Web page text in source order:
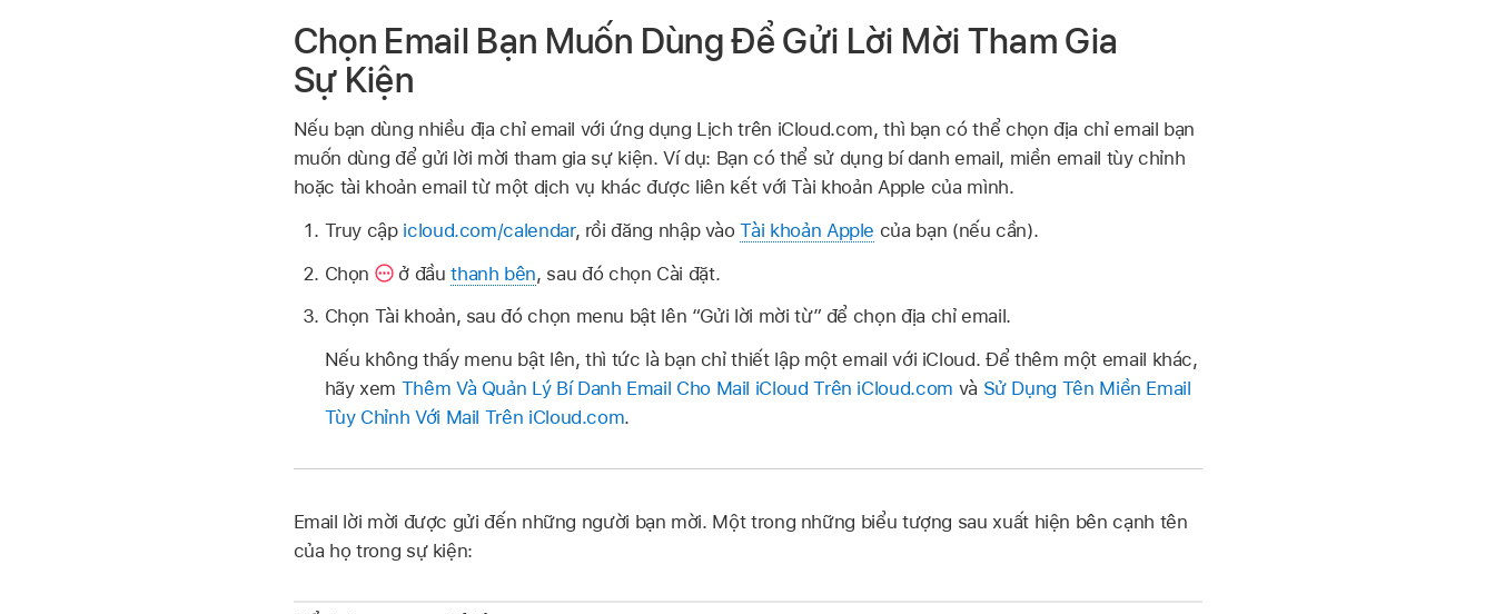
Chọn Email Bạn Muốn Dùng Để Gửi Lời Mời Tham Gia
Sự Kiện
Nếu bạn dùng nhiều địa chỉ email với ứng dụng Lịch trên iCloud.com, thì bạn có thể chọn địa chỉ email bạn
muốn dùng để gửi lời mời tham gia sự kiện. Ví dụ: Bạn có thể sử dụng bí danh email, miền email tùy chỉnh
hoặc tài khoản email từ một dịch vụ khác được liên kết với Tài khoản Apple của mình.
Truy cập icloud.com/calendar, rồi đăng nhập vàoTài khoản Apple của bạn (nếu cần).
Chọn
ở đầuthanh bên, sau đó chọn Cài đặt.
Chọn Tài khoản, sau đó chọn menu bật lên “Gửi lời mời từ” để chọn địa chỉ email.
Nếu không thấy menu bật lên, thì tức là bạn chỉ thiết lập một email với iCloud. Để thêm một email khác,
hãy xem Thêm Và Quản Lý Bí Danh Email Cho Mail iCloud Trên iCloud.com và Sử Dụng Tên Miền Email
Tùy Chỉnh Với Mail Trên iCloud.com.
Email lời mời được gửi đến những người bạn mời. Một trong những biểu tượng sau xuất hiện bên cạnh tên
của họ trong sự kiện: